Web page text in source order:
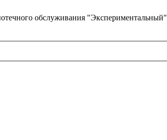
обслуживания "Экспериментальный"